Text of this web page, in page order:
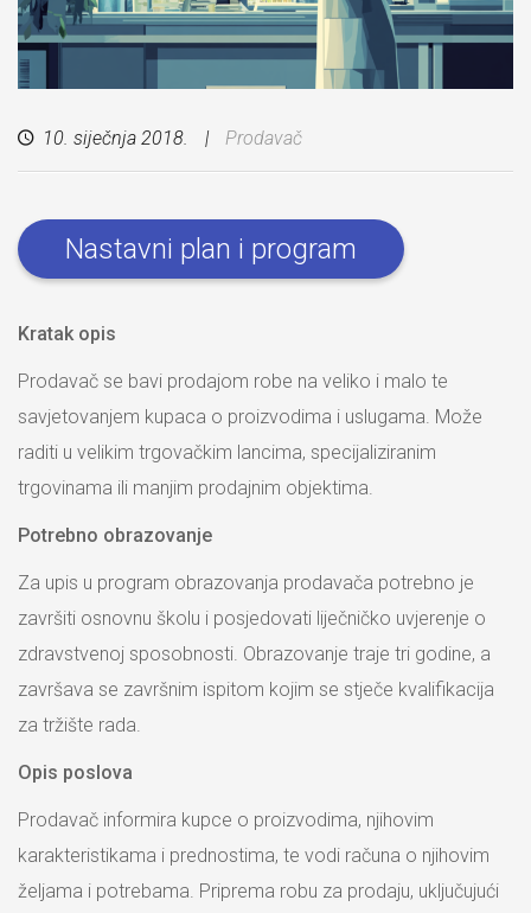
10. siječnja 2018. Prodavač
Nastavni plan i program
Kratak opis
Prodavač se bavi prodajom robe na veliko i malo te
savjetovanjem kupaca o proizvodima i uslugama. Može
raditi u velikim trgovačkim lancima, specijaliziranim
trgovinama ili manjim prodajnim objektima.
Potrebno obrazovanje
Za upis u program obrazovanja prodavača potrebno je
završiti osnovnu školu i posjedovati liječničko uvjerenje o
zdravstvenoj sposobnosti. Obrazovanje traje tri godine, a
završava se završnim ispitom kojim se stječe kvalifikacija
za tržište rada.
Opis poslova
Prodavač informira kupce o proizvodima, njihovim
karakteristikama i prednostima, te vodi računa o njihovim
željama i potrebama. Priprema robu za prodaju, uključujući